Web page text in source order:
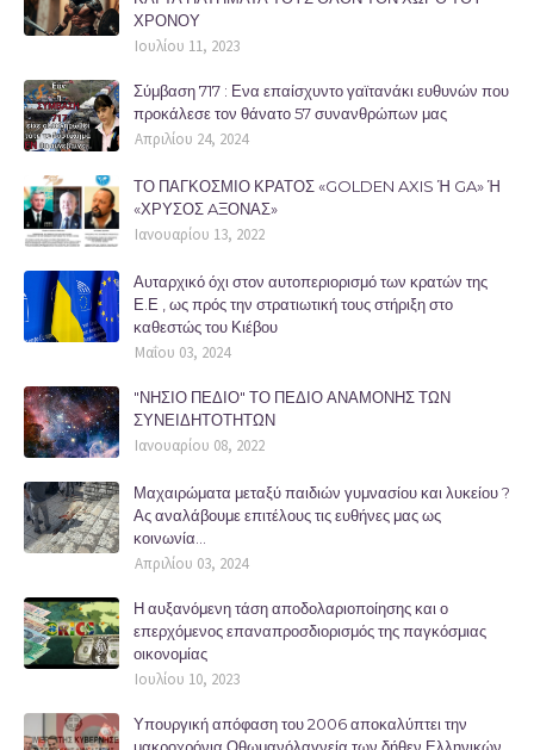
ΧΡΟΝΟΥ
Ιουλίου 11, 2023
Σύμβαση 717 : Ενα επαίσχυντο γαϊτανάκι ευθυνών που
προκάλεσε τον θάνατο 57 συνανθρώπων μας
Απριλίου 24, 2024
ΤΟ ΠΑΓΚΟΣΜΙΟ ΚΡΑΤΟΣ «GOLDEN AXIS Ή GA» Ή
«ΧΡΥΣΟΣ AΞΟΝΑΣ»
Ιανουαρίου 13, 2022
Αυταρχικό όχι στον αυτοπεριορισμό των κρατών της
Ε.Ε , ως πρός την στρατιωτική τους στήριξη στο
καθεστώς του Κιέβου
Μαΐου 03, 2024
"ΝΗΣΙΟ ΠΕΔΙΟ" ΤΟ ΠΕΔΙΟ ΑΝΑΜΟΝΗΣ ΤΩΝ
ΣΥΝΕΙΔΗΤΟΤΗΤΩΝ
Ιανουαρίου 08, 2022
Μαχαιρώματα μεταξύ παιδιών γυμνασίου και λυκείου ?
Ας αναλάβουμε επιτέλους τις ευθήνες μας ως
κοινωνία...
Απριλίου 03, 2024
Η αυξανόμενη τάση αποδολαριοποίησης και ο
επερχόμενος επαναπροσδιορισμός της παγκόσμιας
οικονομίας
Ιουλίου 10, 2023
Υπουργική απόφαση του 2006 αποκαλύπτει την
μακροχρόνια Οθωμανόλαγνεία των δήθεν Ελληνικών